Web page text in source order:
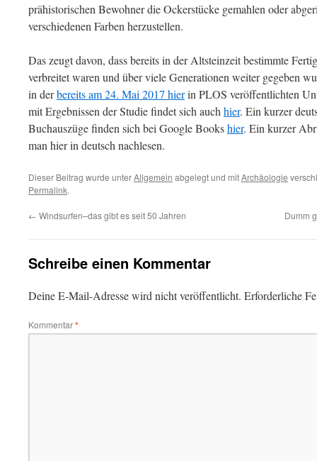
prähistorischen Bewohner die Ockerstücke gemahlen oder
verschiedenen Farben herzustellen.
Das zeugt davon, dass bereits in der Altsteinzeit bestimmte
verbreitet waren und über viele Generationen weiter gegeben
in derbereits am 24. Mai 2017 hierin PLOS veröffentlichten
mit Ergebnissen der Studie findet sich auch hier. Ein kurzer
Buchauszüge finden sich bei Google Bookshier. Ein kurzer
man hier in deutsch nachlesen.
Dieser Beitrag wurde unterAllgemein abgelegt und mitArchäologie
Permalink.
← Windsurfen–das gibt es seit 50 Jahren Dumm
Schreibe einen Kommentar
Deine E-Mail-Adresse wird nicht veröffentlicht. Erforderliche
Kommentar*